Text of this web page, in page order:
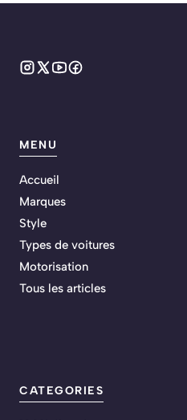
MENU
Accueil
Marques
Style
Types de voitures
Motorisation
Tous les articles
CATEGORIES